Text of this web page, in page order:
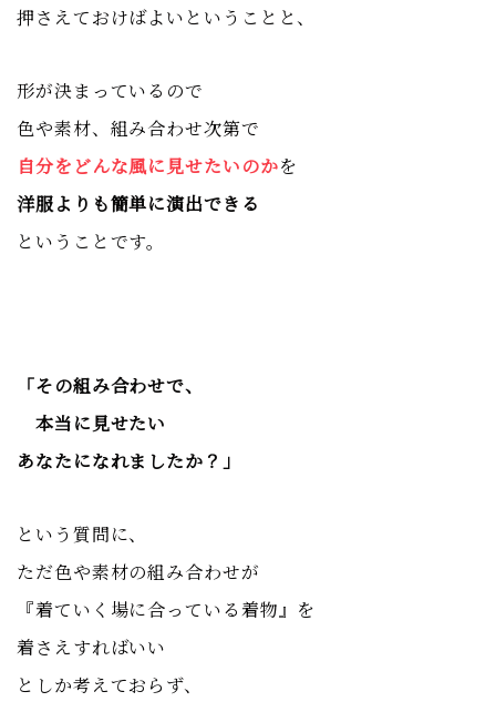
押さえておけばよいということと、
形が決まっているので
色や素材、組み合わせ次第で
自分をどんな風に見せたいのかを
洋服よりも簡単に演出できる
ということです。
「その組み合わせで、
本当に見せたい
あなたになれましたか？」
という質問に、
ただ色や素材の組み合わせが
『着ていく場に合っている着物』を
着さえすればいい
としか考えておらず、